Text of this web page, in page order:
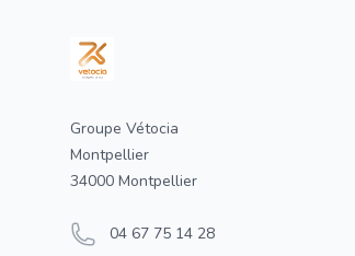
Groupe Vétocia
Montpellier
34000 Montpellier
04 67 75 14 28